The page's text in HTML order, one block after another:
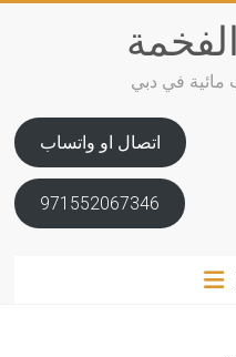
مائية في دبي
اتصال او واتساب
971552067346